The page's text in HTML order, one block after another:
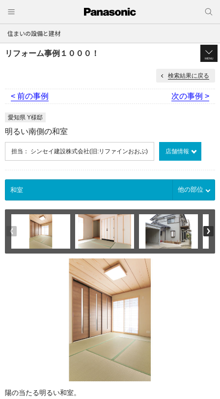
住まいの設備と建材
リフォーム事例１０００！
MENU
検索結果に戻る
< 前の事例 次の事例 >
愛知県 Y様邸
明るい南側の和室
担当： シンセイ建設株式会社(旧:リファインおおぶ) 店舗情報
他の部位
陽の当たる明るい和室。